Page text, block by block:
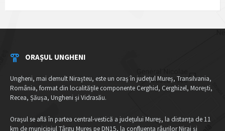
ORAȘUL UNGHENI
Ungheni, mai demult Nirașteu, este un oraș în județul Mureș, Transilvania,
România, format din localitățile componente Cerghid, Cerghizel, Morești,
Recea, Șăușa, Ungheni și Vidrasău.
Orașul se află în partea central-vestică a județului Mureș, la distanța de 11
km de municipiul Târgu Mureș pe DN15, la confluența râurilor Niraj și